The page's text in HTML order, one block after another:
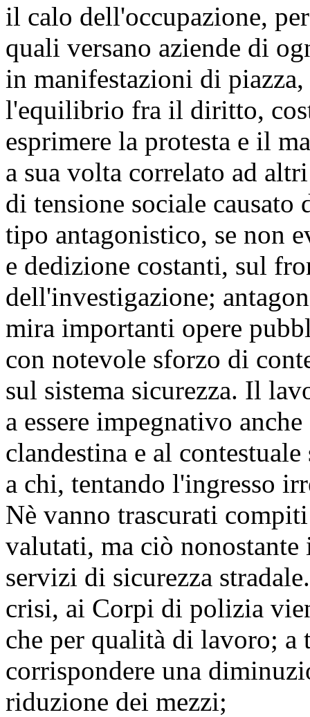
il calo dell'occupazione,
quali versano aziende di
in manifestazioni di
l'equilibrio fra il diritto,
esprimere la protesta e il
a sua volta correlato ad
di tensione sociale
tipo antagonistico, se non
e dedizione costanti, sul
dell'investigazione;
mira importanti opere
con notevole sforzo di
sul sistema sicurezza. Il
a essere impegnativo
clandestina e al
a chi, tentando l'ingresso
Nè vanno trascurati
valutati, ma ciò
servizi di sicurezza
crisi, ai Corpi di polizia
che per qualità di lavoro; a
corrispondere una
riduzione dei mezzi;